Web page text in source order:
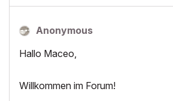
Anonymous
Hallo Maceo,
Willkommen im Forum!